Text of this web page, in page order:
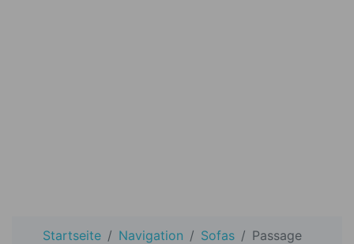
Startseite Navigation Sofas Passage